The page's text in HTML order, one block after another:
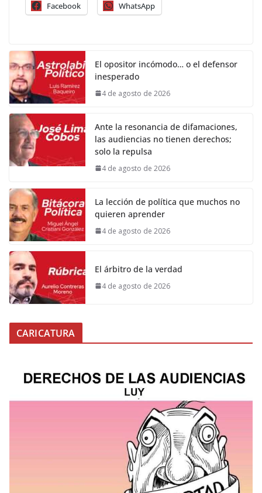
Facebook WhatsApp
El opositor incómodo… o el defensor
inesperado
4 de agosto de 2026
Ante la resonancia de difamaciones,
las audiencias no tienen derechos;
solo la repulsa
4 de agosto de 2026
La lección de política que muchos no
quieren aprender
4 de agosto de 2026
El árbitro de la verdad
4 de agosto de 2026
CARICATURA